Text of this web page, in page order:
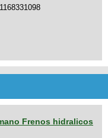
Frenos hidralicos